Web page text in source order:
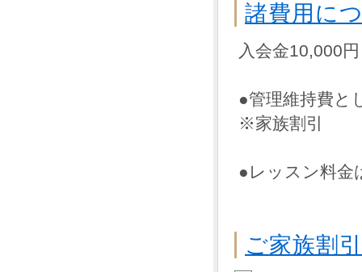
諸費用に
入会金10,000円
●管理維持費と
※家族割引
●レッスン料金
ご家族割